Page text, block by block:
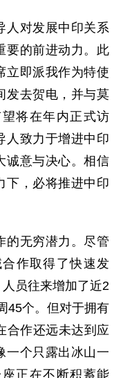
对发展中印关系
要的前进动力。此
立即派我作为特使
发去贺电，并与莫
将在年内正式访
人致力于增进中印
诚意与决心。相信
下，必将推进中印
无穷潜力。尽管
作取得了快速发
员往来增加了近2
45个。但对于拥有
合作还远未达到应
一个只露出冰山一
正在不断积蓄能